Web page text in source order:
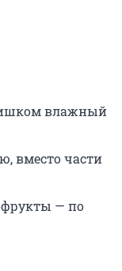
влажный
вместо части
— по